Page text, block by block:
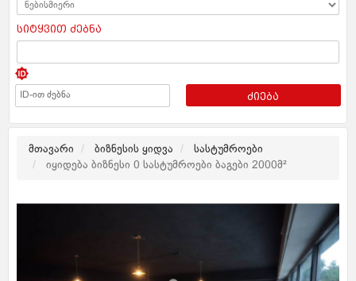
სიტყვით ძებნა
ძიება
მთავარი ბიზნესის ყიდვა
სასტუმროები
იყიდება ბიზნესი 0 სასტუმროები ბაგები 2000მ²